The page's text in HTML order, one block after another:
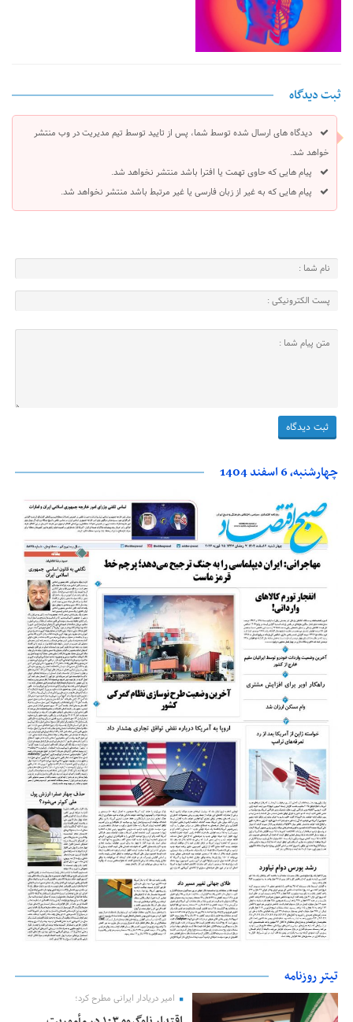
ثبت دیدگاه
دیدگاه های ارسال شده توسط شما، پس از تایید توسط تیم مدیریت در وب منتشر
خواهد شد.
پیام هایی که حاوی تهمت یا افترا باشد منتشر نخواهد شد.
پیام هایی که به غیر از زبان فارسی یا غیر مرتبط باشد منتشر نخواهد شد.
چهارشنبه، 6 اسفند 1404
تیتر روزنامه
امیر دریادار ایرانی مطرح کرد؛